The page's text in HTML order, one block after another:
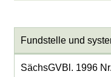
Fundstelle und
SächsGVBl. 1996